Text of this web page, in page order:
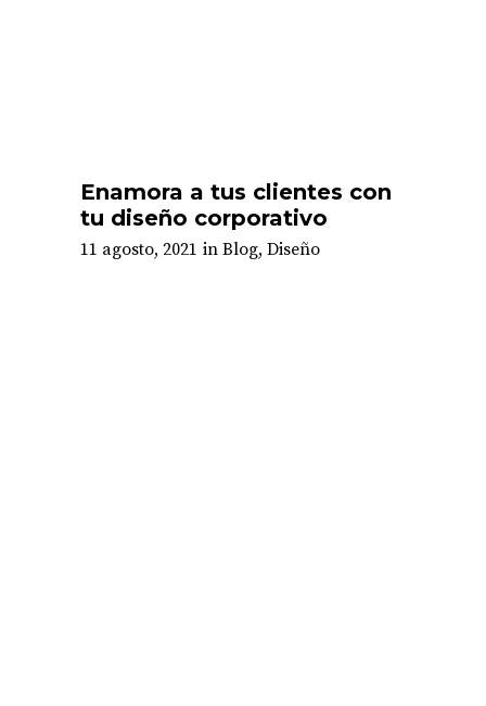
Enamora a tus clientes con
tu diseño corporativo
11 agosto, 2021 in Blog, Diseño